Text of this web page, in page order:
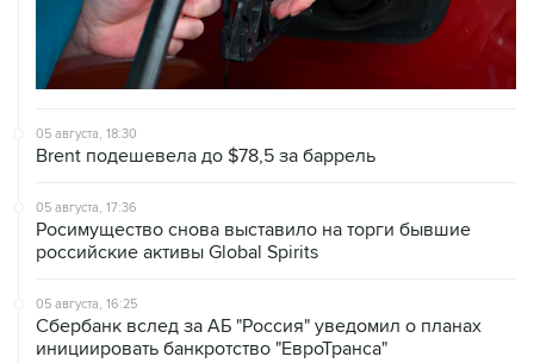
05 августа, 18:30
Brent подешевела до $78,5 за баррель
05 августа, 17:36
Росимущество снова выставило на торги бывшие
российские активы Global Spirits
05 августа, 16:25
Сбербанк вслед за АБ "Россия" уведомил о планах
инициировать банкротство "ЕвроТранса"